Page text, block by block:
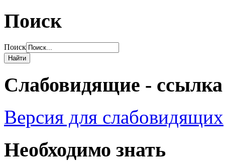
Поиск
Поиск
Слабовидящие - ссылка
Версия для слабовидящих
Необходимо знать